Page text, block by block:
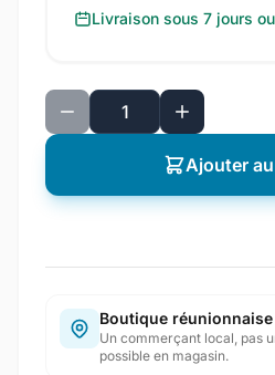
Livraison sous 7 jours
Ajouter
Boutique réunionnaise
Un commerçant local, pas
possible en magasin.